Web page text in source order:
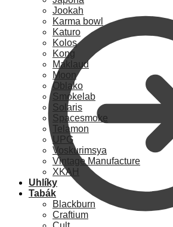
Jookah
Karma bowl
Katuro
Kolos
Kong
Maklaud
Moon
Oblako
Smokelab
Solaris
Spacesmoke
Telamon
UPG
Voskurimsya
Vintage Manufacture
XKAH
Uhlíky
Tabák
Blackburn
Craftium